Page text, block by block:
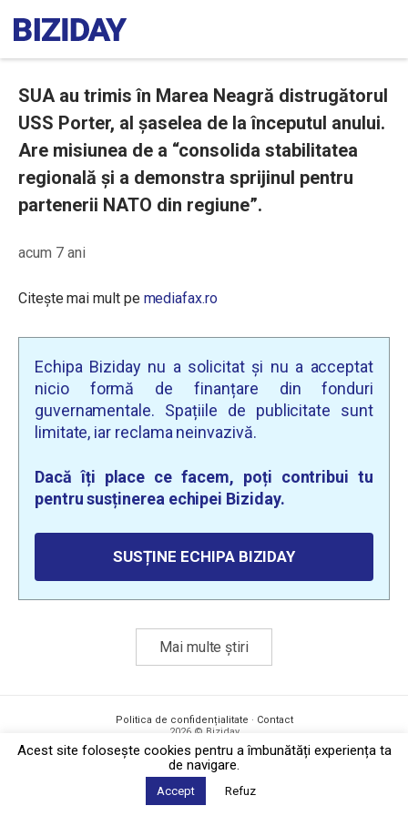
SUA au trimis în Marea Neagră distrugătorul
USS Porter, al șaselea de la începutul anului.
Are misiunea de a “consolida stabilitatea
regională și a demonstra sprijinul pentru
partenerii NATO din regiune”.
acum 7 ani
Citește mai mult pe mediafax.ro
Echipa Biziday nu a solicitat și nu a acceptat
nicio formă de finanțare din fonduri
guvernamentale. Spațiile de publicitate sunt
limitate, iar reclama neinvazivă.
Dacă îți place ce facem, poți contribui tu
pentru susținerea echipei Biziday.
SUSȚINE ECHIPA BIZIDAY
Mai multe știri
Politica de confidențialitate · Contact
2026 © Biziday
Acest site foloseşte cookies pentru a îmbunătăți experiența ta
de navigare.
Accept Refuz